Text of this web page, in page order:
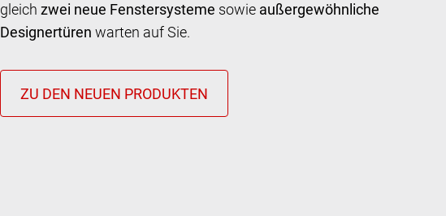
gleich zwei neue Fenstersysteme sowie außergewöhnliche
Designertüren warten auf Sie.